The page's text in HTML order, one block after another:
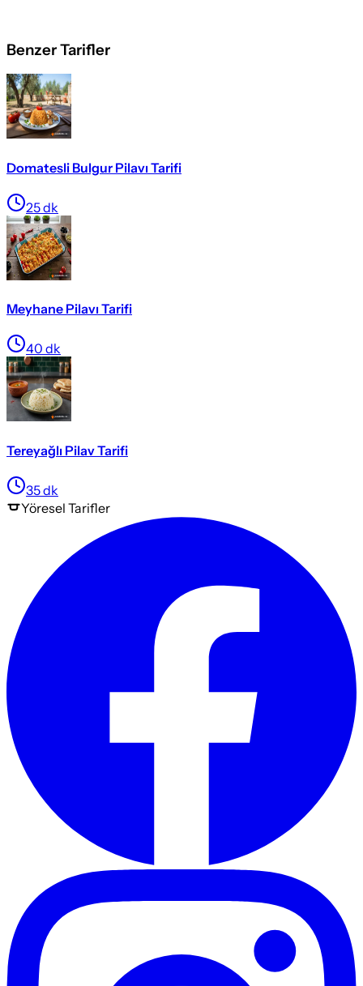
Benzer Tarifler
Domatesli Bulgur Pilavı Tarifi
25dk
Meyhane Pilavı Tarifi
40 dk
Tereyağlı Pilav Tarifi
35dk
Yöresel Tarifler